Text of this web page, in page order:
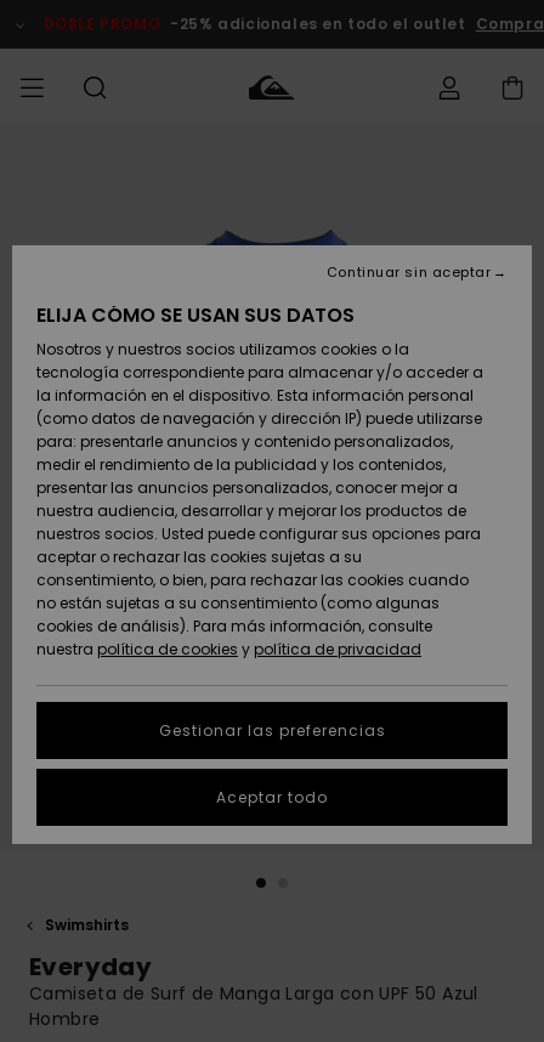
del
DOBLE PROMO -25% adicionales en todo el outlet Comprar
Zapatos y
chanclas
Surf
Snow
Novedades
Destacados
Zapatos y
chanclas
Surf
Snow
Novedades
Destacados
Destacados
Snow
SURF
Highlights
Comunidad
SNOW
Snow Niños
Tienda
Snow Mujer
Destacados
Comunidad
DOBLE
PROMO
Outlet
Mujer
AYUDA &
CONTACTO
Envio
Devoluciones
Pago
Tarjeta de
regalo
Quiksilver
Freedom
Protección de
datos
personales
Inicia una
conversación
más rápida a
Encuentra
SOSTENIBILIDAD
Swimshirts
Everyday
Camiseta de Surf de Manga Larga con UPF 50 Azul
Hombre
ELIJA CÓMO SE USAN SUS DATOS
Nosotros y nuestros socios utilizamos cookies o la
tecnología correspondiente para almacenar y/o acceder a
la información en el dispositivo. Esta información personal
(como datos de navegación y dirección IP) puede utilizarse
para: presentarle anuncios y contenido personalizados,
medir el rendimiento de la publicidad y los contenidos,
presentar las anuncios personalizados, conocer mejor a
nuestra audiencia, desarrollar y mejorar los productos de
nuestros socios. Usted puede configurar sus opciones para
aceptar o rechazar las cookies sujetas a su
consentimiento, o bien, para rechazar las cookies cuando
no están sujetas a su consentimiento (como algunas
cookies de análisis). Para más información, consulte
nuestra política de cookies y política de privacidad
Gestionar las preferencias
Continuar sin aceptar
Aceptar todo